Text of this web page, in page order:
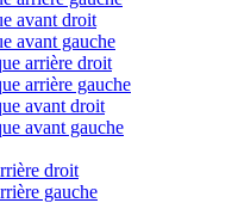
avant droit
avant gauche
arrière droit
arrière gauche
avant droit
avant gauche
droit
gauche